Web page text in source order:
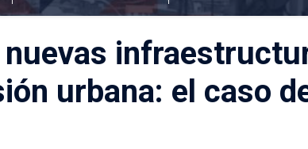
urbana: el caso